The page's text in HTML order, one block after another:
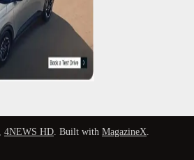
4NEWS HD . Built with MagazineX